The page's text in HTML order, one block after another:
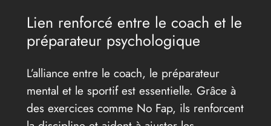
Lien renforcé entre le coach et le
préparateur psychologique
L’alliance entre le coach, le préparateur
mental et le sportif est essentielle. Grâce à
des exercices comme No Fap, ils renforcent